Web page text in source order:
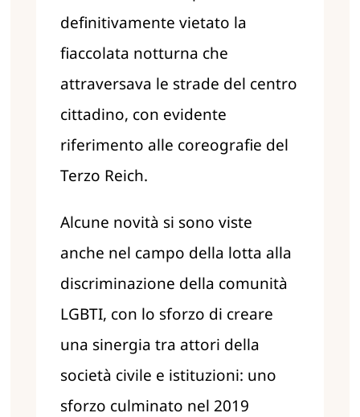
definitivamente vietato la
fiaccolata notturna che
attraversava le strade del centro
cittadino, con evidente
riferimento alle coreografie del
Terzo Reich.
Alcune novità si sono viste
anche nel campo della lotta alla
discriminazione della comunità
LGBTI, con lo sforzo di creare
una sinergia tra attori della
società civile e istituzioni: uno
sforzo culminato nel 2019